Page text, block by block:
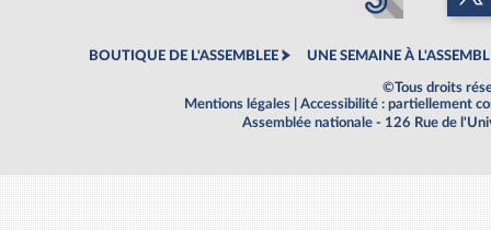
BOUTIQUE DE L'ASSEMBLEE UNE SEMAINE À
©Tous droits
Mentions légales
Accessibilité : partiellement
Assemblée nationale - 126 Rue de